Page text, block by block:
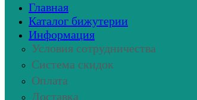
Главная
Каталог бижутерии
Информация
Условия сотрудничества
Система скидок
Оплата
Доставка